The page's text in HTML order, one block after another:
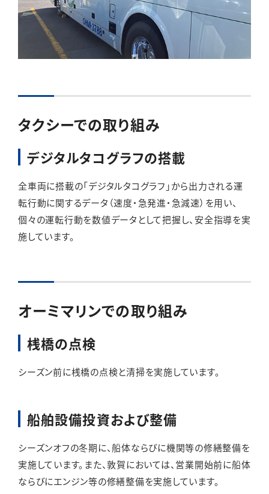
タクシーでの取り組み
デジタルタコグラフの搭載
全車両に搭載の「デジタルタコグラフ」から出力される運
転行動に関するデータ（速度・急発進・急減速）を用い、
個々の運転行動を数値データとして把握し、安全指導を実
施しています。
オーミマリンでの取り組み
桟橋の点検
シーズン前に桟橋の点検と清掃を実施しています。
船舶設備投資および整備
シーズンオフの冬期に、船体ならびに機関等の修繕整備を
実施しています。また、敦賀においては、営業開始前に船体
ならびにエンジン等の修繕整備を実施しています。